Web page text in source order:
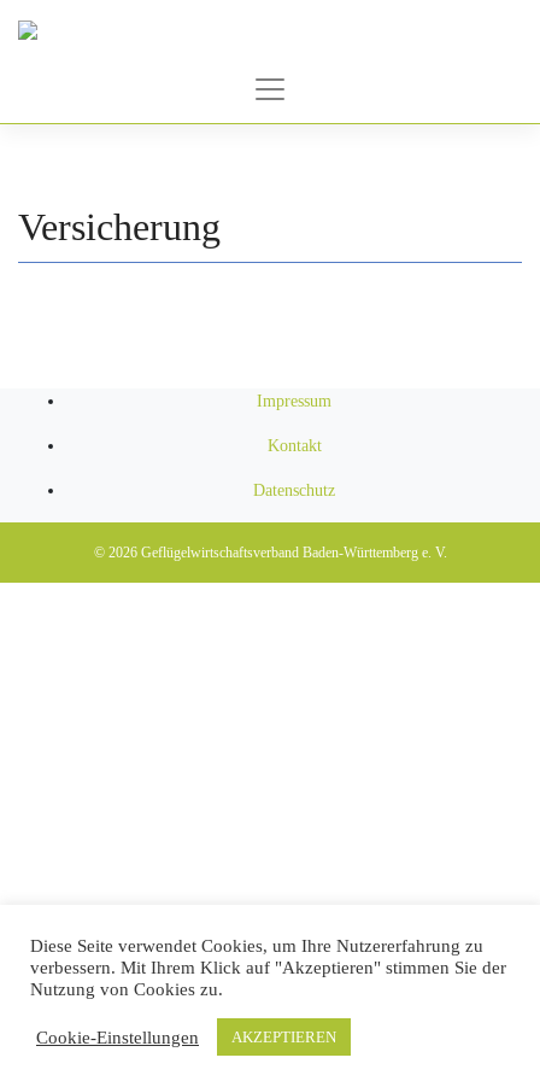
Inhalt
Versicherung
Impressum
Kontakt
Datenschutz
© 2026 Geflügelwirtschaftsverband Baden-Württemberg e. V.
Diese Seite verwendet Cookies, um Ihre Nutzererfahrung zu
verbessern. Mit Ihrem Klick auf "Akzeptieren" stimmen Sie der
Nutzung von Cookies zu.
Cookie-Einstellungen AKZEPTIEREN